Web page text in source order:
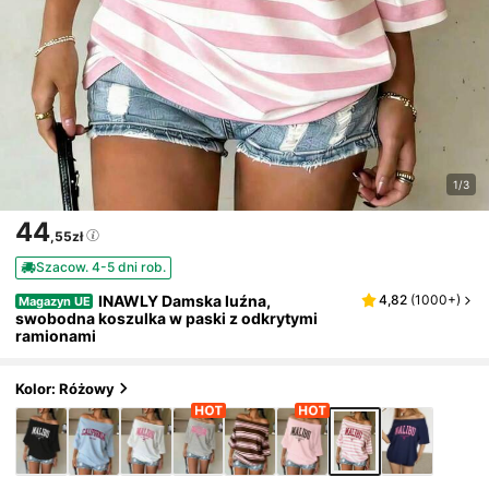
1/3
44,55zł
Szacow. 4-5 dni rob.
Magazyn UE INAWLY Damska luźna,
swobodna koszulka w paski z odkrytymi
ramionami
4,82 (1000+)
Kolor: Różowy